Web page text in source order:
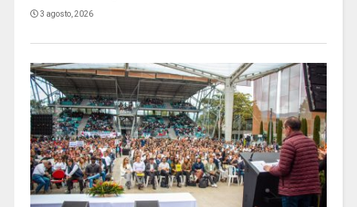
3 agosto, 2026